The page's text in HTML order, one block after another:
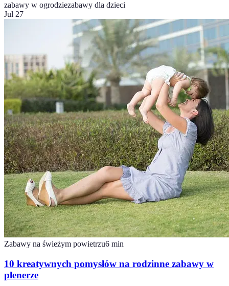
zabawy w ogrodziezabawy dla dzieci
Jul 27
Zabawy na świeżym powietrzu6 min
10 kreatywnych pomysłów na rodzinne zabawy w
plenerze